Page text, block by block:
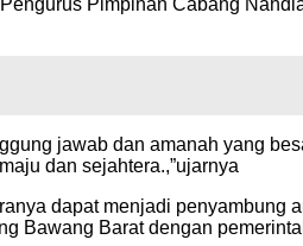
jawab dan amanah yang
dan sejahtera.,”ujarnya
dapat menjadi penyambung
Bawang Barat dengan